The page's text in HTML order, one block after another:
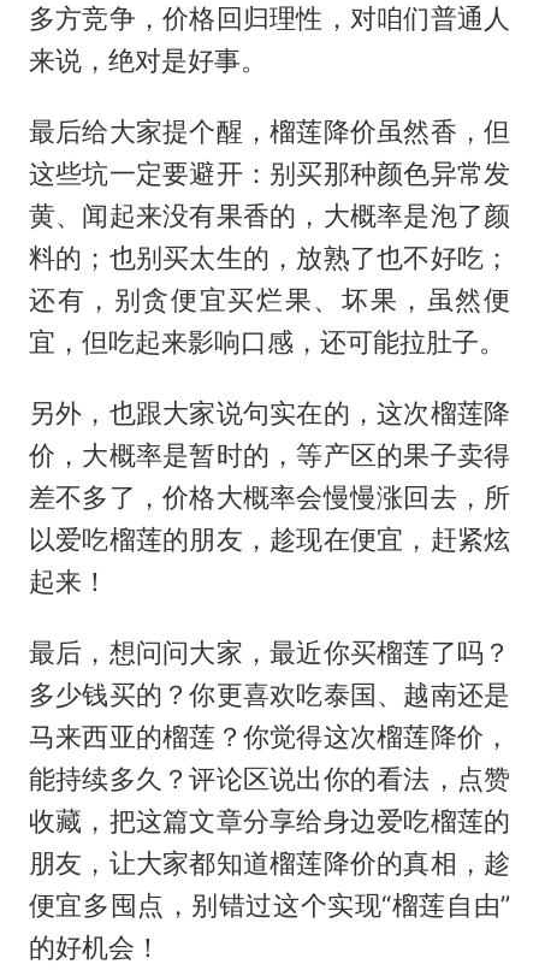
多方竞争，价格回归理性，对咱们普通人
来说，绝对是好事。
最后给大家提个醒，榴莲降价虽然香，但
这些坑一定要避开：别买那种颜色异常发
黄、闻起来没有果香的，大概率是泡了颜
料的；也别买太生的，放熟了也不好吃；
还有，别贪便宜买烂果、坏果，虽然便
宜，但吃起来影响口感，还可能拉肚子。
另外，也跟大家说句实在的，这次榴莲降
价，大概率是暂时的，等产区的果子卖得
差不多了，价格大概率会慢慢涨回去，所
以爱吃榴莲的朋友，趁现在便宜，赶紧炫
起来！
最后，想问问大家，最近你买榴莲了吗？
多少钱买的？你更喜欢吃泰国、越南还是
马来西亚的榴莲？你觉得这次榴莲降价，
能持续多久？评论区说出你的看法，点赞
收藏，把这篇文章分享给身边爱吃榴莲的
朋友，让大家都知道榴莲降价的真相，趁
便宜多囤点，别错过这个实现“榴莲自由”
的好机会！